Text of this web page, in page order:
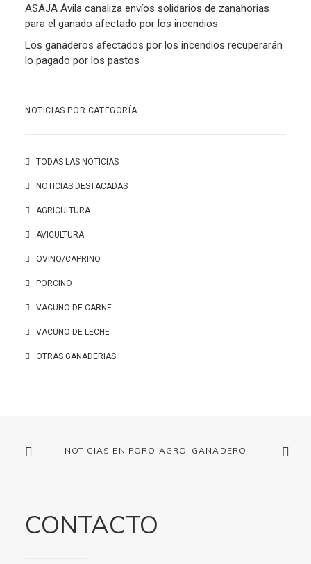
ASAJA Ávila canaliza envíos solidarios de zanahorias
para el ganado afectado por los incendios
Los ganaderos afectados por los incendios recuperarán
lo pagado por los pastos
NOTICIAS POR CATEGORÍA
TODAS LAS NOTICIAS
NOTICIAS DESTACADAS
AGRICULTURA
AVICULTURA
OVINO/CAPRINO
PORCINO
VACUNO DE CARNE
VACUNO DE LECHE
OTRAS GANADERIAS
NOTICIAS EN FORO AGRO-GANADERO
CONTACTO